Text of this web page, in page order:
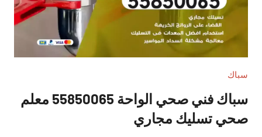
سباك
سباك فني صحي الواحة 55850065 معلم
صحي تسليك مجاري